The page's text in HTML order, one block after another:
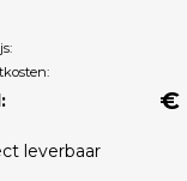
€
leverbaar